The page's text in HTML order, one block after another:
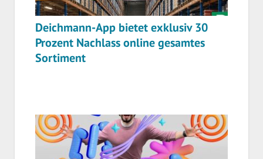
Deichmann-App bietet exklusiv 30
Prozent Nachlass online gesamtes
Sortiment